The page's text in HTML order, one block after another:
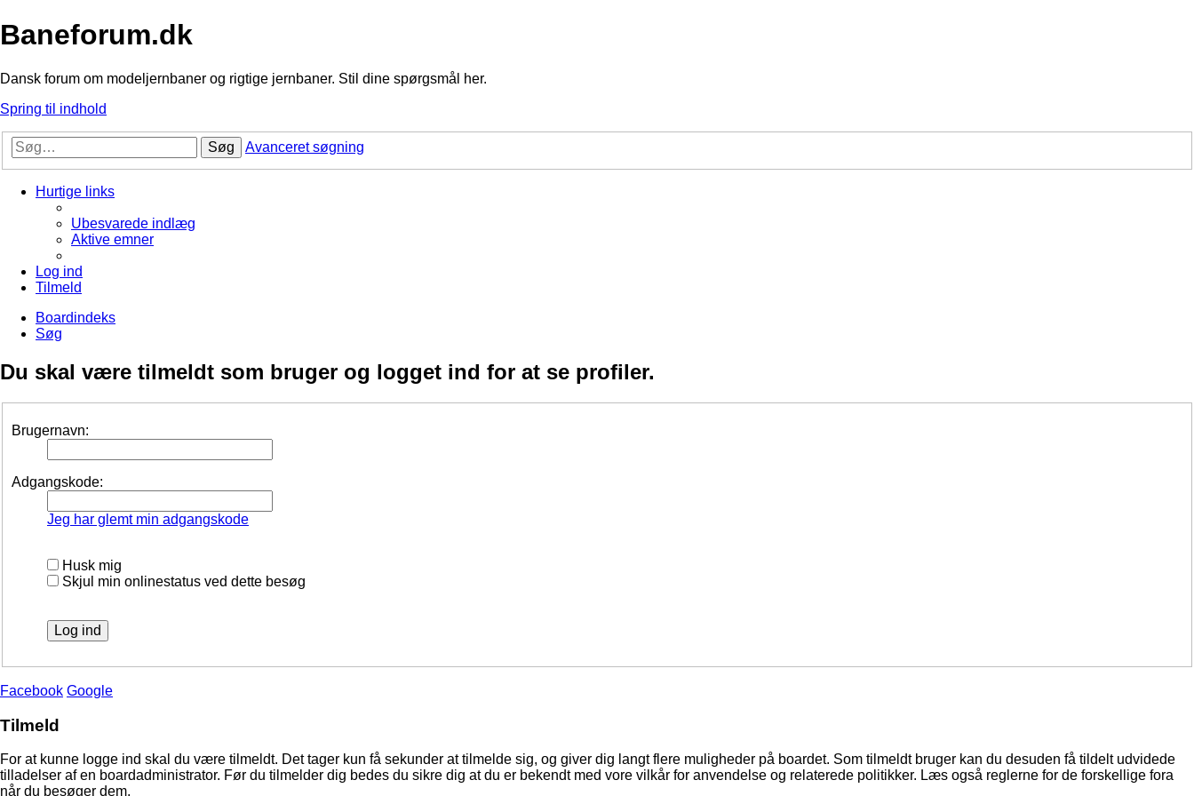
Baneforum.dk
Dansk forum om modeljernbaner og rigtige jernbaner. Stil dine spørgsmål her.
Spring til indhold
Søg Avanceret søgning
Hurtige links
Ubesvarede indlæg
Aktive emner
Log ind
Tilmeld
Boardindeks
Søg
Du skal være tilmeldt som bruger og logget ind for at se profiler.
Brugernavn:
Adgangskode:
Jeg har glemt min adgangskode
Husk mig
Skjul min onlinestatus ved dette besøg
Facebook Google
Tilmeld
For at kunne logge ind skal du være tilmeldt. Det tager kun få sekunder at tilmelde sig, og giver dig langt flere muligheder på boardet. Som tilmeldt bruger kan du desuden få tildelt udvidede
tilladelser af en boardadministrator. Før du tilmelder dig bedes du sikre dig at du er bekendt med vore vilkår for anvendelse og relaterede politikker. Læs også reglerne for de forskellige fora
når du besøger dem.